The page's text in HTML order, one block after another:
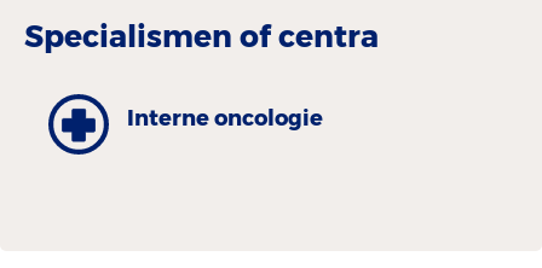
Specialismen of centra
Interne oncologie